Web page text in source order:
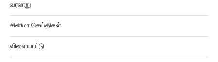
வரலாறு
சினிமா செய்திகள்
விளையாட்டு